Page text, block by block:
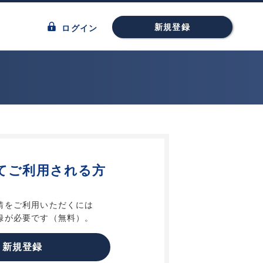
ログイン 新規登録
ご利用される方
をご利用いただくには
が必要です（無料）。
新規登録